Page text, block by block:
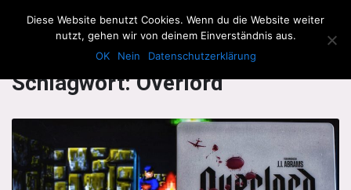
The Howling Men
Schlagwort:Overlord
Diese Website benutzt Cookies. Wenn du die Website weiter
nutzt, gehen wir von deinem Einverständnis aus.
OK
Nein Datenschutzerklärung